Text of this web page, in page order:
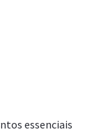
essenciais